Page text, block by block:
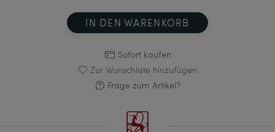
IN DEN WARENKORB
Sofort kaufen
Zur Wunschliste hinzufügen
Frage zum Artikel?